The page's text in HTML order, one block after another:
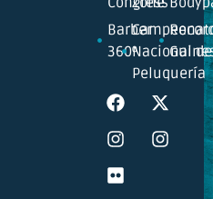
Barber
360ºNacional de
Peluquería